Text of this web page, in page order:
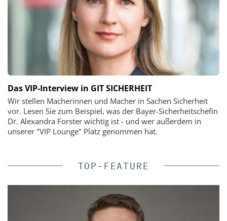
Das VIP-Interview in GIT SICHERHEIT
Wir stellen Macherinnen und Macher in Sachen Sicherheit
vor. Lesen Sie zum Beispiel, was der Bayer-Sicherheitschefin
Dr. Alexandra Forster wichtig ist - und wer außerdem in
unserer "VIP Lounge" Platz genommen hat.
TOP-FEATURE